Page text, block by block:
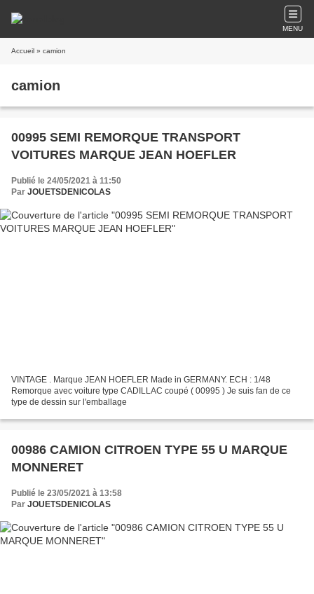
MENU
Accueil » camion
camion
00995 SEMI REMORQUE TRANSPORT
VOITURES MARQUE JEAN HOEFLER
Publié le 24/05/2021 à 11:50
Par JOUETSDENICOLAS
VINTAGE . Marque JEAN HOEFLER Made in GERMANY. ECH : 1/48
Remorque avec voiture type CADILLAC coupé ( 00995 ) Je suis fan de ce
type de dessin sur l'emballage
00986 CAMION CITROEN TYPE 55 U MARQUE
MONNERET
Publié le 23/05/2021 à 13:58
Par JOUETSDENICOLAS